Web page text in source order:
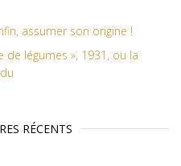
assumer son origine !
de légumes », 1931, ou la
RÉCENTS